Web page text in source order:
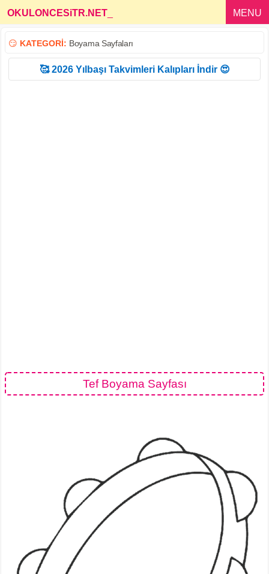
OKULONCESiTR.NET MENU
😏 KATEGORİ: Boyama Sayfaları
🥰 2026 Yılbaşı Takvimleri Kalıpları İndir 😍
Tef Boyama Sayfası